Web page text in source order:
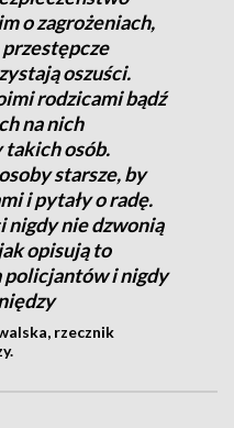
o zagrożeniach,
oszuści.
rodzicami bądź
na nich
takich osób.
starsze, by
i pytały o radę.
nie dzwonią
opisują to
policjantów i nigdy
rzecznik